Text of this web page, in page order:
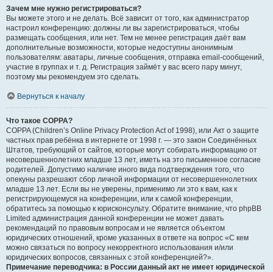
Зачем мне нужно регистрироваться?
Вы можете этого и не делать. Всё зависит от того, как администратор
настроил конференцию: должны ли вы зарегистрироваться, чтобы
размещать сообщения, или нет. Тем не менее регистрация даёт вам
дополнительные возможности, которые недоступны анонимным
пользователям: аватары, личные сообщения, отправка email-сообщений,
участие в группах и т. д. Регистрация займёт у вас всего пару минут,
поэтому мы рекомендуем это сделать.
Вернуться к началу
Что такое COPPA?
COPPA (Children’s Online Privacy Protection Act of 1998), или Акт о защите
частных прав ребёнка в интернете от 1998 г. — это закон Соединённых
Штатов, требующий от сайтов, которые могут собирать информацию от
несовершеннолетних младше 13 лет, иметь на это письменное согласие
родителей. Допустимо наличие иного вида подтверждения того, что
опекуны разрешают сбор личной информации от несовершеннолетних
младше 13 лет. Если вы не уверены, применимо ли это к вам, как к
регистрирующемуся на конференции, или к самой конференции,
обратитесь за помощью к юрисконсульту. Обратите внимание, что phpBB
Limited администрация данной конференции не может давать
рекомендаций по правовым вопросам и не является объектом
юридических отношений, кроме указанных в ответе на вопрос «С кем
можно связаться по вопросу некорректного использования и/или
юридических вопросов, связанных с этой конференцией?».
Примечание переводчика: в России данный акт не имеет юридической